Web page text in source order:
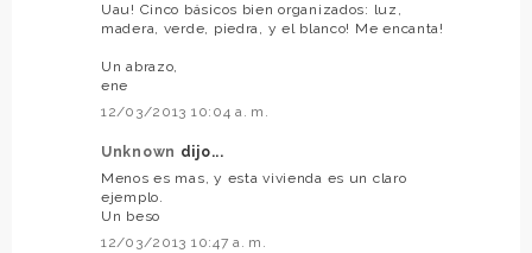
Uau! Cinco básicos bien organizados: luz,
madera, verde, piedra, y el blanco! Me encanta!
Un abrazo,
ene
12/03/2013 10:04 a. m.
Unknown dijo...
Menos es mas, y esta vivienda es un claro
ejemplo.
Un beso
12/03/2013 10:47 a. m.